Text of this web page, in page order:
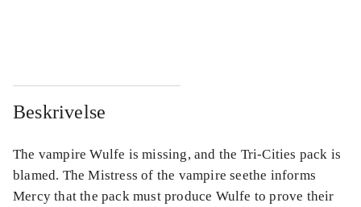
Beskrivelse
The vampire Wulfe is missing, and the Tri-Cities pack is
blamed. The Mistress of the vampire seethe informs
Mercy that the pack must produce Wulfe to prove their